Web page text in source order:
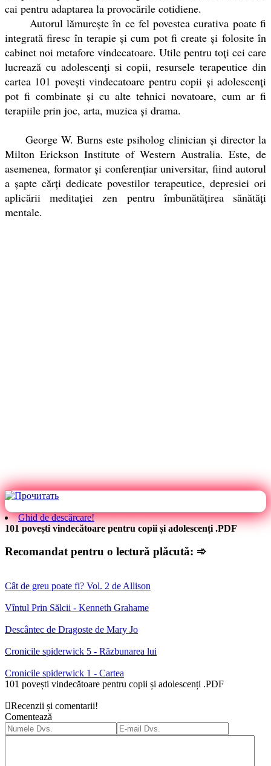
cai pentru adaptarea la provocările cotidiene.
Autorul lămurește în ce fel povestea curativa poate fi
integrată firesc în terapie și cum pot fi create și folosite în
cabinet noi metafore vindecatoare. Utile pentru toți cei care
lucrează cu adolescenți si copii, resursele terapeutice din
cartea 101 povești vindecatoare pentru copii și adolescenți
pot fi combinate și cu alte tehnici novatoare, cum ar fi
terapiile prin joc, arta, muzica și drama.
George W. Burns este psiholog clinician și director la
Milton Erickson Institute of Western Australia. Este, de
asemenea, formator și conferențiar universitar, fiind autorul
a șapte cărți dedicate povestilor terapeutice, depresiei ori
aplicării meditației zen pentru îmbunătățirea sănătăți
mentale.
Ghid de descărcare!
101 povești vindecătoare pentru copii și adolescenți .PDF
Recomandat pentru o lectură plăcută: ➾
Cât de greu poate fi? Vol. 2 de Allison
Vîntul Prin Sălcii - Kenneth Grahame
Descântec de Dragoste de Mary Jo
Cronicile spiderwick 5 - Răzbunarea lui
Cronicile spiderwick 1 - Cartea
101 povești vindecătoare pentru copii și adolescenți .PDF
Recenzii și comentarii!
Comentează